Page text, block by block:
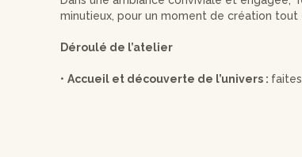
minutieux, pour un moment de création
Déroulé de l’atelier
• Accueil et découverte de l’univers :